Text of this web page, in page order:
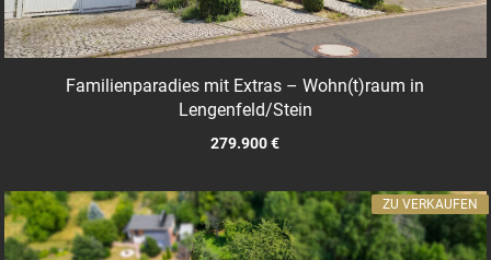
Familienparadies mit Extras – Wohn(t)raum in
Lengenfeld/Stein
279.900 €
ZU VERKAUFEN